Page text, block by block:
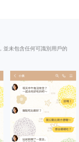
並未包含任何可識別用戶的